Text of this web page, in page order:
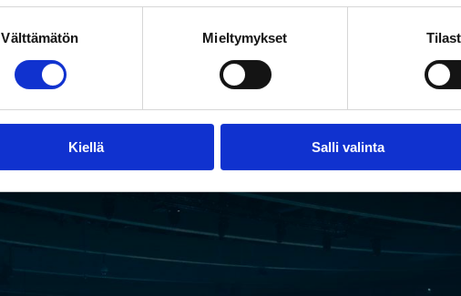
Välttämätön Mieltymykset
Kiellä Salli valinta